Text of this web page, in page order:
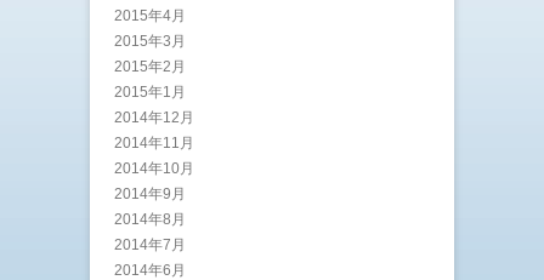
2015年4月
2015年3月
2015年2月
2015年1月
2014年12月
2014年11月
2014年10月
2014年9月
2014年8月
2014年7月
2014年6月